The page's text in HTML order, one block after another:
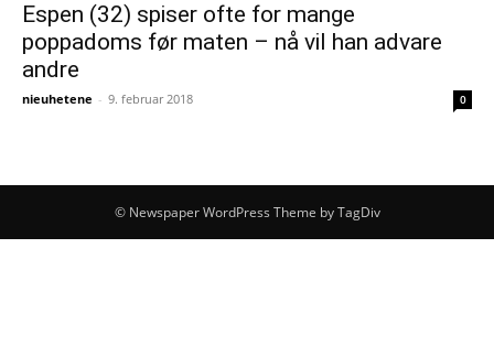
Espen (32) spiser ofte for mange
poppadoms før maten – nå vil han advare
andre
nieuhetene - 9. februar 2018 0
© Newspaper WordPress Theme by TagDiv